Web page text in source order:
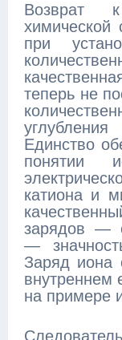
Возврат
химической
при
теперь не
Единство
понятии
катиона и
зарядов —
—
Заряд иона
внутреннем
на примере